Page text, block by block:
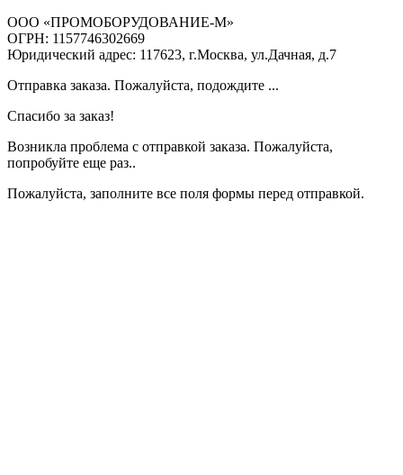
ООО «ПРОМОБОРУДОВАНИЕ-М»
ОГРН: 1157746302669
Юридический адрес: 117623, г.Москва, ул.Дачная, д.7
Отправка заказа. Пожалуйста, подождите ...
Спасибо за заказ!
Возникла проблема с отправкой заказа. Пожалуйста,
попробуйте еще раз..
Пожалуйста, заполните все поля формы перед отправкой.